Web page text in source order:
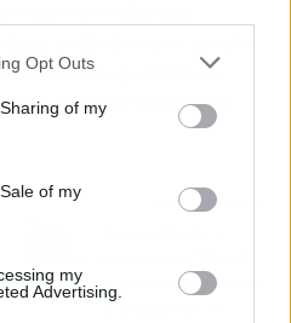
Opt Outs
of my
of my
my
Advertising.
sueños y metas o
productivo en su
Artículo siguiente
un portal de empleo líder